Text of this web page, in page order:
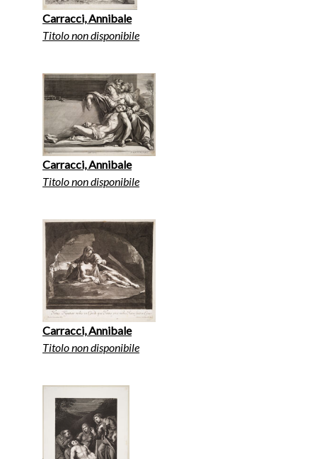
Carracci, Annibale
Titolo non disponibile
Carracci, Annibale
Titolo non disponibile
Carracci, Annibale
Titolo non disponibile